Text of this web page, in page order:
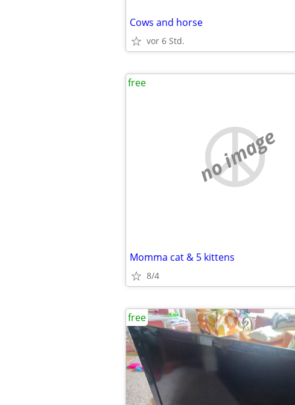
Cows and horse
vor 6 Std.
no image
Momma cat & 5 kittens
8/4
free
free